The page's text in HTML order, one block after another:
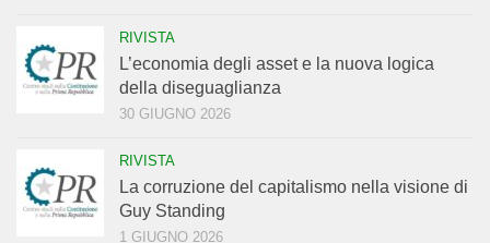
RIVISTA
L’economia degli asset e la nuova logica
della diseguaglianza
30 GIUGNO 2026
RIVISTA
La corruzione del capitalismo nella visione di
Guy Standing
1 GIUGNO 2026